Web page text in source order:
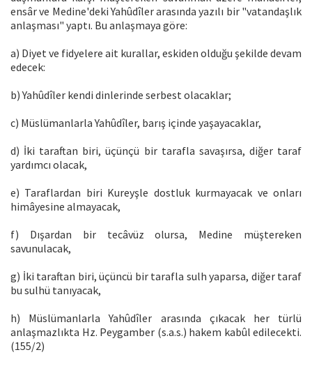
ensâr ve Medine'deki Yahûdîler arasında yazılı bir "vatandaşlık
anlaşması" yaptı. Bu anlaşmaya göre:
a) Diyet ve fidyelere ait kurallar, eskiden olduğu şekilde devam
edecek:
b) Yahûdîler kendi dinlerinde serbest olacaklar;
c) Müslümanlarla Yahûdîler, barış içinde yaşayacaklar,
d) İki taraftan biri, üçünçü bir tarafla savaşırsa, diğer taraf
yardımcı olacak,
e) Taraflardan biri Kureyşle dostluk kurmayacak ve onları
himâyesine almayacak,
f) Dışardan bir tecâvüz olursa, Medine müştereken
savunulacak,
g) İki taraftan biri, üçüncü bir tarafla sulh yaparsa, diğer taraf
bu sulhü tanıyacak,
h) Müslümanlarla Yahûdîler arasında çıkacak her türlü
anlaşmazlıkta Hz. Peygamber (s.a.s.) hakem kabûl edilecekti.
(155/2)